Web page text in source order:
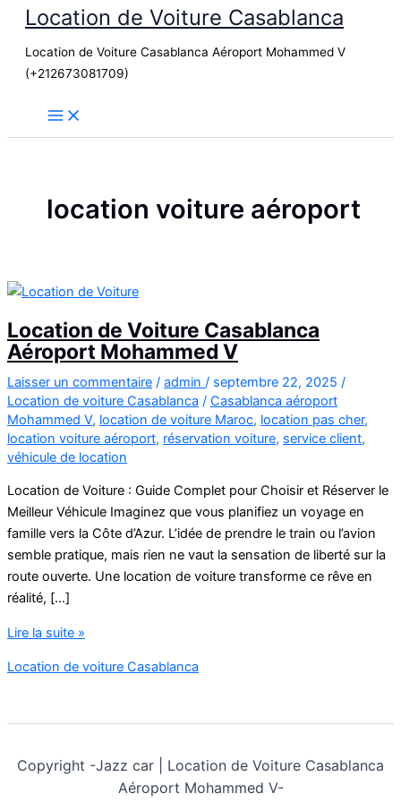
contenu
Location de Voiture Casablanca
Location de Voiture Casablanca Aéroport Mohammed V
(+212673081709)
location voiture aéroport
Location de Voiture Casablanca
Aéroport Mohammed V
Laisser un commentaire / admin / septembre 22, 2025 /
Location de voiture Casablanca / Casablanca aéroport
Mohammed V, location de voiture Maroc, location pas cher,
location voiture aéroport, réservation voiture, service client,
véhicule de location
Location de Voiture : Guide Complet pour Choisir et Réserver le
Meilleur Véhicule Imaginez que vous planifiez un voyage en
famille vers la Côte d’Azur. L’idée de prendre le train ou l’avion
semble pratique, mais rien ne vaut la sensation de liberté sur la
route ouverte. Une location de voiture transforme ce rêve en
réalité, […]
Location
Voiture
Lire la suite »
Location de voiture Casablanca
Copyright -Jazz car | Location de Voiture Casablanca
Aéroport Mohammed V-